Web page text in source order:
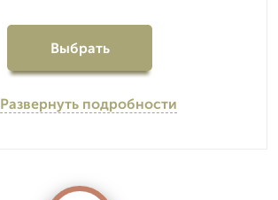
Выбрать
Развернуть подробности